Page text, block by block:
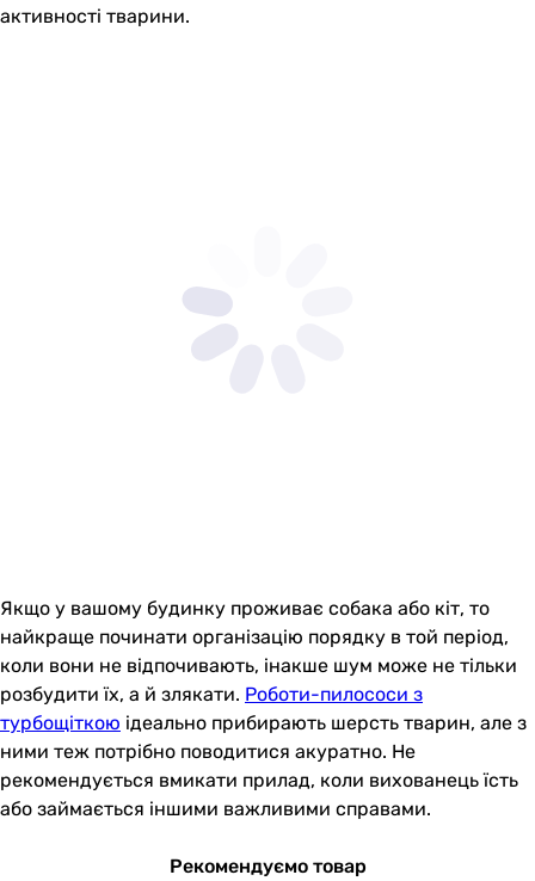
активності тварини.
Якщо у вашому будинку проживає собака або кіт, то
найкраще починати організацію порядку в той період,
коли вони не відпочивають, інакше шум може не тільки
розбудити їх, а й злякати. Роботи-пилососи з
турбощіткою ідеально прибирають шерсть тварин, але з
ними теж потрібно поводитися акуратно. Не
рекомендується вмикати прилад, коли вихованець їсть
або займається іншими важливими справами.
Рекомендуємо товар